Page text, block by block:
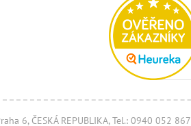
6, ČESKÁ REPUBLIKA, Tel.: 0940 052 867